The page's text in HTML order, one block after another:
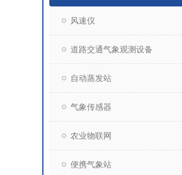
风速仪
道路交通气象观测设备
自动蒸发站
气象传感器
农业物联网
便携气象站